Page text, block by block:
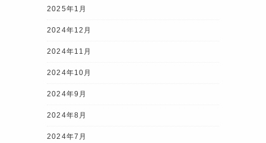
2025年1月
2024年12月
2024年11月
2024年10月
2024年9月
2024年8月
2024年7月